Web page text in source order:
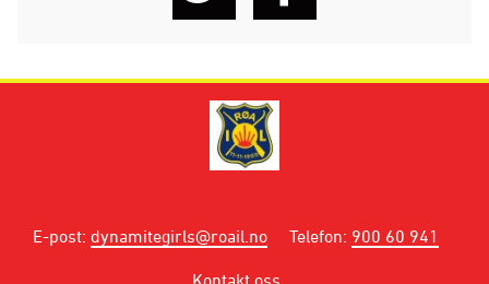
E-post: dynamitegirls@roail.no Telefon: 900 60 941
Kontakt oss